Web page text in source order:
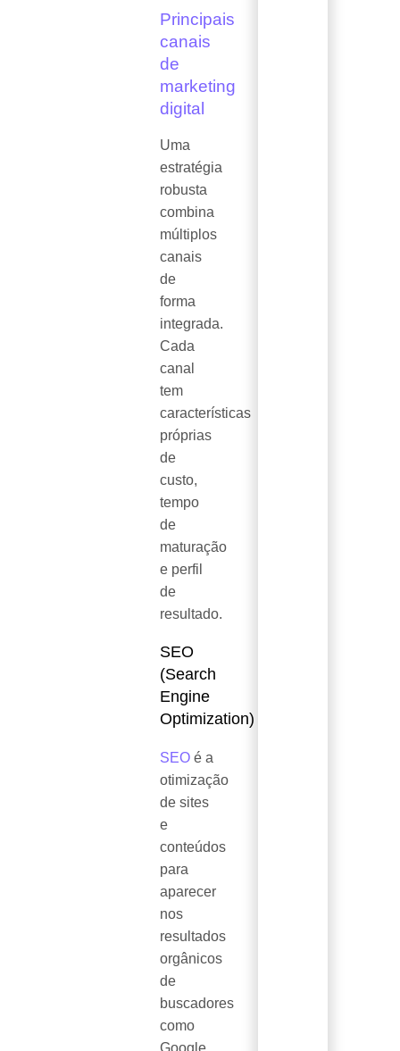
Principais
canais
de
marketing
digital
Uma
estratégia
robusta
combina
múltiplos
canais
de
forma
integrada.
Cada
canal
tem
características
próprias
de
custo,
tempo
de
maturação
e perfil
de
resultado.
SEO
(Search
Engine
Optimization)
SEO é a
otimização
de sites
e
conteúdos
para
aparecer
nos
resultados
orgânicos
de
buscadores
como